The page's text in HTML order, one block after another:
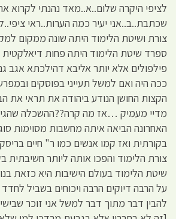
לציפי היקרה שלום..א..מאד נהנתי לקרוא
שכתבת..ב..אני יעיר כמה הערות..ראי
צורת ושיטת הלימוד היתה שונה ממקום
ספרד שיטת הלימוד היתה פחות
פילפולים אלא יותר אליבא דהילכתא אגב
ככה היה ואם למשל תעייני בפוסקים
הקצות החושן הנודע ביהודה את תראי את
מדיי מעמיק …אז מה קרה??ההשכלה
האחרונה הביאה איתה מחשבות מסוימות
בקורתית ואז קמו אנשים כמו ר" חיים
צורת הלימוד והפכו אותה ליותר חשיבתית
שיטת הלימוד בעולם הישיבות היא כזאת
על הרבה דיוקים הרבה ויכוחים בשביל
להבין דבר מתוך דבר למשל אני זוכר